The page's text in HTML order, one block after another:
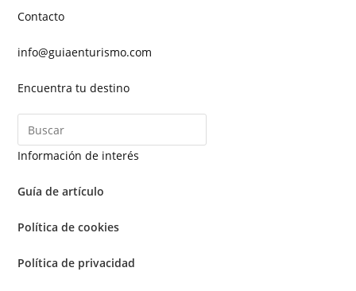
Contacto
info@guiaenturismo.com
Encuentra tu destino
Información de interés
Guía de artículo
Política de cookies
Política de privacidad